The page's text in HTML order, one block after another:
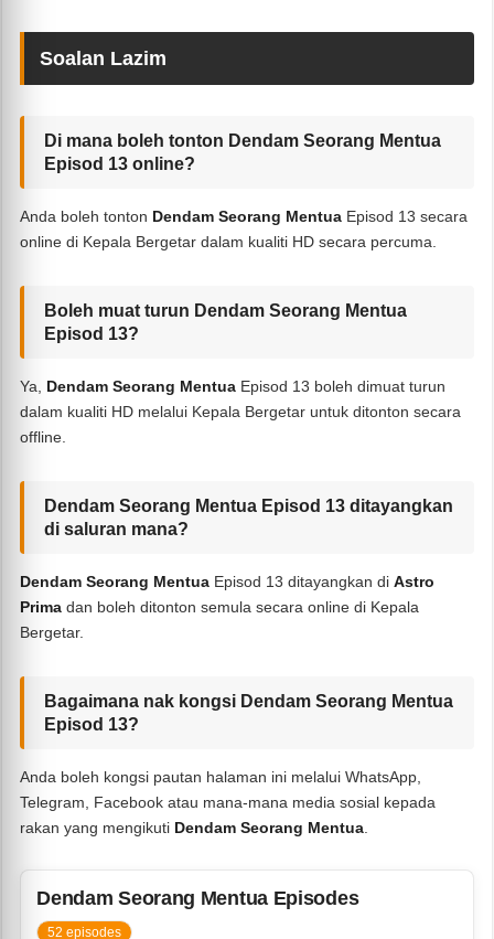
Soalan Lazim
Di mana boleh tonton Dendam Seorang Mentua
Episod 13 online?
Anda boleh tonton Dendam Seorang Mentua Episod 13 secara
online di Kepala Bergetar dalam kualiti HD secara percuma.
Boleh muat turun Dendam Seorang Mentua
Episod 13?
Ya, Dendam Seorang Mentua Episod 13 boleh dimuat turun
dalam kualiti HD melalui Kepala Bergetar untuk ditonton secara
offline.
Dendam Seorang Mentua Episod 13 ditayangkan
di saluran mana?
Dendam Seorang Mentua Episod 13 ditayangkan diAstro
Prima dan boleh ditonton semula secara online di Kepala
Bergetar.
Bagaimana nak kongsi Dendam Seorang Mentua
Episod 13?
Anda boleh kongsi pautan halaman ini melalui WhatsApp,
Telegram, Facebook atau mana-mana media sosial kepada
rakan yang mengikuti Dendam Seorang Mentua
Dendam Seorang Mentua Episodes
52 episodes